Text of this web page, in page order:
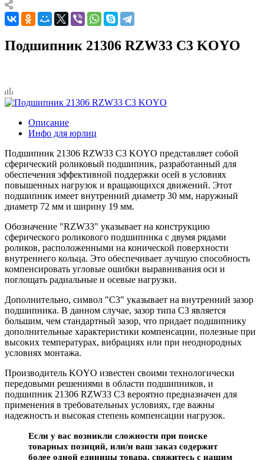
Подшипник 21306 RZW33 C3 KOYO
Описание
Инфо для юрлиц
Подшипник 21306 RZW33 C3 KOYO представляет собой
сферический роликовый подшипник, разработанный для
обеспечения эффективной поддержки осей в условиях
повышенных нагрузок и вращающихся движений. Этот
подшипник имеет внутренний диаметр 30 мм, наружный
диаметр 72 мм и ширину 19 мм.
Обозначение "RZW33" указывает на конструкцию
сферического роликового подшипника с двумя рядами
роликов, расположенными на конической поверхности
внутреннего кольца. Это обеспечивает лучшую способность
компенсировать угловые ошибки выравнивания оси и
поглощать радиальные и осевые нагрузки.
Дополнительно, символ "C3" указывает на внутренний зазор
подшипника. В данном случае, зазор типа C3 является
большим, чем стандартный зазор, что придает подшипнику
дополнительные характеристики компенсации, полезные при
высоких температурах, вибрациях или при неоднородных
условиях монтажа.
Производитель KOYO известен своими технологически
передовыми решениями в области подшипников, и
подшипник 21306 RZW33 C3 вероятно предназначен для
применения в требовательных условиях, где важны
надежность и высокая степень компенсации нагрузок.
Если у вас возникли сложности при поиске
товарных позиций, или/и ваш заказ содержит
более одной единицы товара, свяжитесь с нашим